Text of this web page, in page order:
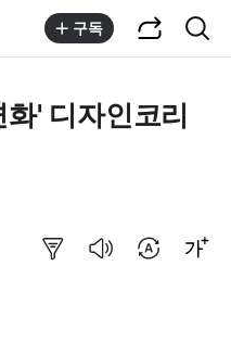
구독
' 디자인코리